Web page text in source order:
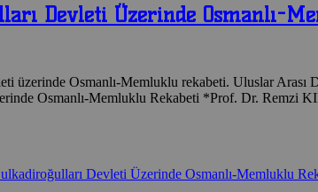
Devleti Üzerinde Osmanlı-
üzerinde Osmanlı-Memluklu rekabeti. Uluslar
Osmanlı-Memluklu Rekabeti *Prof. Dr. Remzi
Devleti Üzerinde Osmanlı-Memluklu